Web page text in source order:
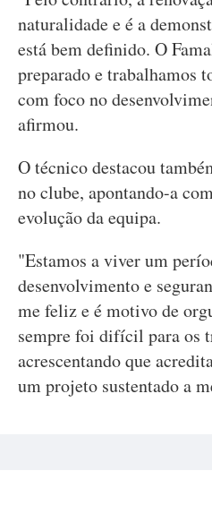
naturalidade e é a
está bem definido. O
preparado e trabalhamos
com foco no
afirmou.
O técnico destacou
no clube, apontando-a
evolução da equipa.
"Estamos a viver um
desenvolvimento e
me feliz e é motivo de
sempre foi difícil para os
acrescentando que
um projeto sustentado a